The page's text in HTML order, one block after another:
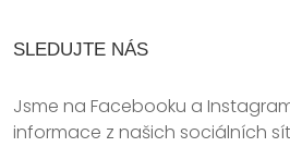
SLEDUJTE NÁS
Jsme na Facebooku a
informace z našich sociálních